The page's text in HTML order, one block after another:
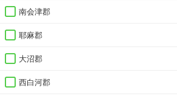
南会津郡
耶麻郡
大沼郡
西白河郡